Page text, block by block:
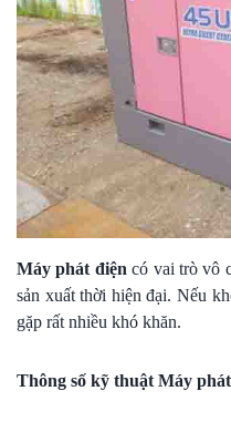
Máy phát điệncó vai trò vô
sản xuất thời hiện đại. Nếu
gặp rất nhiều khó khăn.
Thông số kỹ thuật Máy